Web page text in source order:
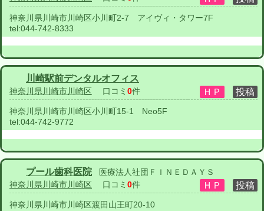
神奈川県川崎市川崎区小川町2-7 アイヴィ・タワー7F
tel:044-742-8333
川崎駅前デンタルオフィス
神奈川県川崎市川崎区 口コミ 0件
神奈川県川崎市川崎区小川町15-1 Neo5F
tel:044-742-9772
プール歯科医院
医療法人社団ＦＩＮＥＤＡＹＳ
神奈川県川崎市川崎区 口コミ 0件
神奈川県川崎市川崎区渡田山王町20-10